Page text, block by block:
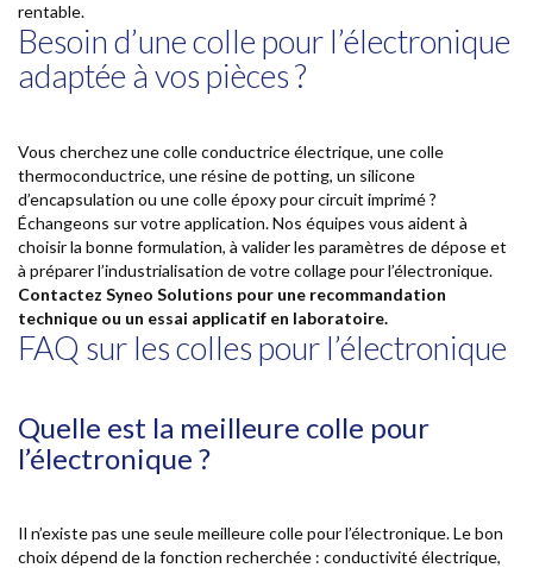
rentable.
Besoin d’une colle pour l’électronique
adaptée à vos pièces ?
Vous cherchez une colle conductrice électrique, une colle
thermoconductrice, une résine de potting, un silicone
d’encapsulation ou une colle époxy pour circuit imprimé ?
Échangeons sur votre application. Nos équipes vous aident à
choisir la bonne formulation, à valider les paramètres de dépose et
à préparer l’industrialisation de votre collage pour l’électronique.
Contactez Syneo Solutions pour une recommandation
technique ou un essai applicatif en laboratoire.
FAQ sur les colles pour l’électronique
Quelle est la meilleure colle pour
l’électronique ?
Il n’existe pas une seule meilleure colle pour l’électronique. Le bon
choix dépend de la fonction recherchée : conductivité électrique,